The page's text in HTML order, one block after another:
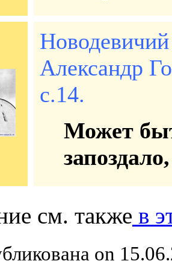
Александр
с.14.
Может
см. также в
on